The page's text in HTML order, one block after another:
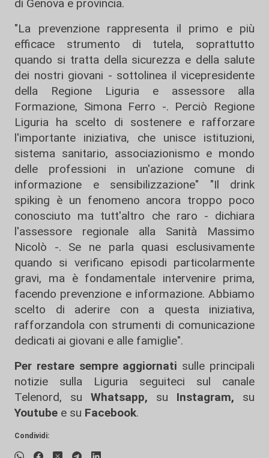
di Genova e provincia.
"La prevenzione rappresenta il primo e più
efficace strumento di tutela, soprattutto
quando si tratta della sicurezza e della salute
dei nostri giovani - sottolinea il vicepresidente
della Regione Liguria e assessore alla
Formazione, Simona Ferro -. Perciò Regione
Liguria ha scelto di sostenere e rafforzare
l'importante iniziativa, che unisce istituzioni,
sistema sanitario, associazionismo e mondo
delle professioni in un'azione comune di
informazione e sensibilizzazione" "Il drink
spiking è un fenomeno ancora troppo poco
conosciuto ma tutt'altro che raro - dichiara
l'assessore regionale alla Sanità Massimo
Nicolò -. Se ne parla quasi esclusivamente
quando si verificano episodi particolarmente
gravi, ma è fondamentale intervenire prima,
facendo prevenzione e informazione. Abbiamo
scelto di aderire con a questa iniziativa,
rafforzandola con strumenti di comunicazione
dedicati ai giovani e alle famiglie".
Per restare sempre aggiornati sulle principali
notizie sulla Liguria seguiteci sul canale
Telenord, su
Whatsapp, su Instagram, su
Youtube e su Facebook.
Condividi: